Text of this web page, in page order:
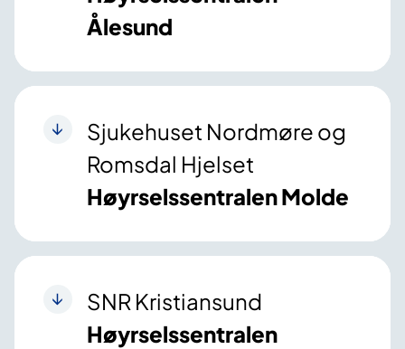
Ålesund
Sjukehuset Nordmøre og
Romsdal Hjelset
Høyrselssentralen Molde
SNR Kristiansund
Høyrselssentralen